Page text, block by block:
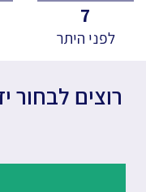
7
לפני היתר